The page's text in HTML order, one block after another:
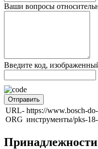
Ваши вопросы
Введите код,
Отправить
URL-
ORG
https://www.bosch-
инструменты/pks-
Принадлежности